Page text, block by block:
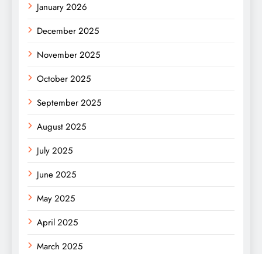
January 2026
December 2025
November 2025
October 2025
September 2025
August 2025
July 2025
June 2025
May 2025
April 2025
March 2025